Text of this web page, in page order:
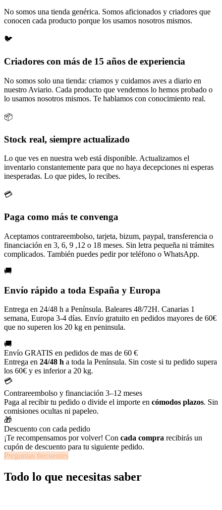
No somos una tienda genérica. Somos aficionados y criadores que
conocen cada producto porque los usamos nosotros mismos.
🐦
Criadores con más de 15 años de experiencia
No somos solo una tienda: criamos y cuidamos aves a diario en
nuestro Aviario. Cada producto que vendemos lo hemos probado o
lo usamos nosotros mismos. Te hablamos con conocimiento real.
📦
Stock real, siempre actualizado
Lo que ves en nuestra web está disponible. Actualizamos el
inventario constantemente para que no haya decepciones ni esperas
inesperadas. Lo que pides, lo recibes.
💳
Paga como más te convenga
Aceptamos contrareembolso, tarjeta, bizum, paypal, transferencia o
financiación en 3, 6, 9 ,12 o 18 meses. Sin letra pequeña ni trámites
complicados. También puedes pedir por teléfono o WhatsApp.
🚚
Envío rápido a toda España y Europa
Entrega en 24/48 h a Península. Baleares 48/72H. Canarias 1
semana, Europa 3-4 días. Envío gratuito en pedidos mayores de 60€
que no superen los 20 kg en peninsula.
🚚
Envío GRATIS en pedidos de mas de 60 €
Entrega en 24/48 h a toda la Península. Sin coste si tu pedido supera
los 60€ y es inferior a 20 kg.
💳
Contrareembolso y financiación 3–12 meses
Paga al recibir tu pedido o divide el importe en cómodos plazos. Sin
comisiones ocultas ni papeleo.
🎁
Descuento con cada pedido
¡Te recompensamos por volver! Con cada compra recibirás un
cupón de descuento para tu siguiente pedido.
Preguntas frecuentes
Todo lo que necesitas saber